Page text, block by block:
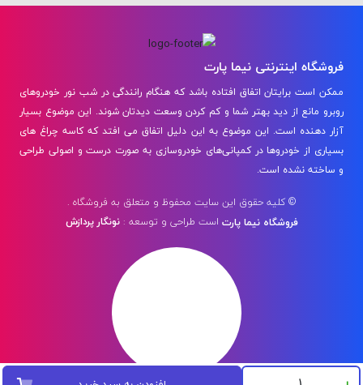
فروشگاه اینترنتی نیما پارت
ممکن است برایتان اتفاق افتاده باشد که هنگام رانندگی در شب نور خودروهای
روبرو مانع از دید بهتر شما و کم کردن وسعت دیدتان شوند. این موضوع بسیار
آزار دهنده است. این موضوع به این دلیل اتفاق می افتد که کاسه چراغ‌ های
بسیاری از خودروها در کمپانی‌های خودروسازی به صورت درست و اصولی طراحی
و ساخته نشده است.
© کلیه حقوق این سایت محفوظ و متعلق به فروشگاه .
فروشگاه نیما پارت است طراحی و توسعه :نونگار پردازش